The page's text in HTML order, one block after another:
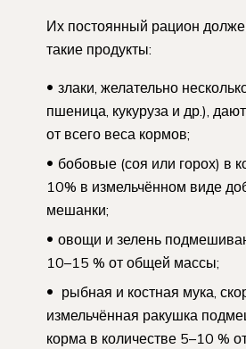
Их постоянный рацион
такие продукты:
злаки, желательно
пшеница, кукуруза и др.),
от всего веса кормов;
бобовые (соя или горох) в
10% в измельчённом виде
мешанки;
овощи и зелень
10–15 % от общей массы;
рыбная и костная мука,
измельчённая ракушка
корма в количестве 5–10 %